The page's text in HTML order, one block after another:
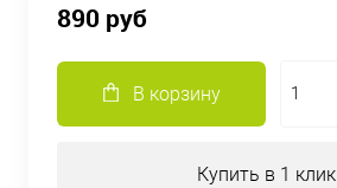
890 руб
В корзину
Купить в 1 клик